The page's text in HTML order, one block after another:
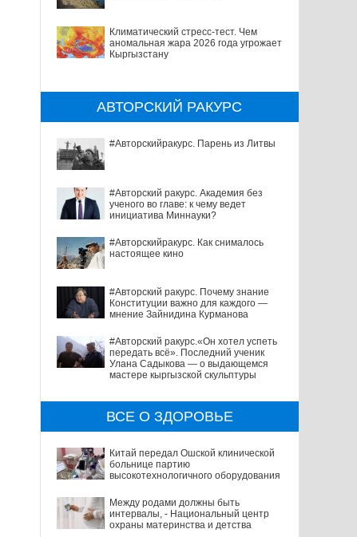
Климатический стресс-тест. Чем
аномальная жара 2026 года угрожает
Кыргызстану
АВТОРСКИЙ РАКУРС
#Авторскийракурс. Парень из Литвы
#Авторский ракурс. Академия без
ученого во главе: к чему ведет
инициатива Миннауки?
#Авторскийракурс. Как снималось
настоящее кино
#Авторский ракурс. Почему знание
Конституции важно для каждого —
мнение Зайнидина Курманова
#Авторский ракурс.«Он хотел успеть
передать всё». Последний ученик
Улана Садыкова — о выдающемся
мастере кыргызской скульптуры
ВСЕ О ЗДОРОВЬЕ
Китай передал Ошской клинической
больнице партию
высокотехнологичного оборудования
Между родами должны быть
интервалы, - Национальный центр
охраны материнства и детства